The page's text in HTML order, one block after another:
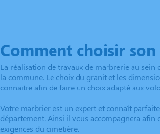
Comment choisir
La réalisation de travaux de marbrerie au
la commune. Le choix du granit et les
connaitre afin de faire un choix adapté aux
Votre marbrier est un expert et connaît
département. Ainsi il vous accompagnera
exigences du cimetière.